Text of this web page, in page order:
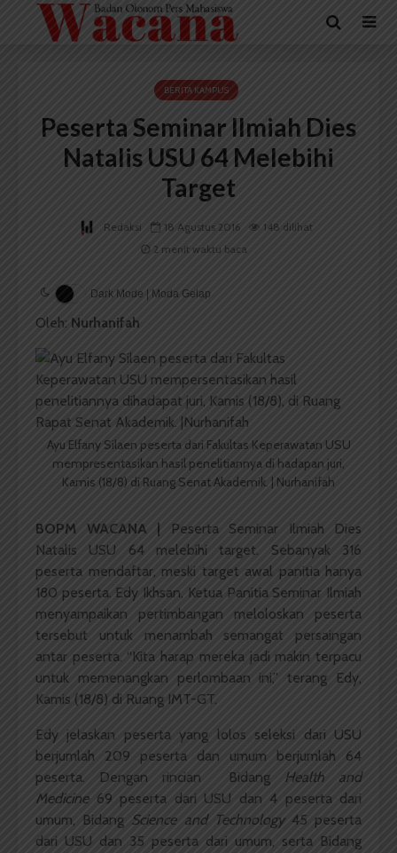
BERITA KAMPUS
Peserta Seminar Ilmiah Dies
Natalis USU 64 Melebihi
Target
Redaksi 18 Agustus 2016
148 dilihat
2 menit waktu baca
Dark Mode | Moda Gelap
Oleh: Nurhanifah
Ayu Elfany Silaen peserta dari Fakultas Keperawatan USU
mempresentasikan hasil penelitiannya di hadapan juri,
Kamis (18/8) di Ruang Senat Akademik. | Nurhanifah
BOPM WACANA |
Peserta Seminar Ilmiah Dies
Natalis USU 64 melebihi target. Sebanyak 316
peserta mendaftar, meski target awal panitia hanya
180 peserta. Edy Ikhsan, Ketua Panitia Seminar Ilmiah
menyampaikan pertimbangan meloloskan peserta
tersebut untuk menambah semangat persaingan
antar peserta. “Kita harap mereka jadi makin terpacu
untuk memenangkan perlombaan ini,” terang Edy,
Kamis (18/8) di Ruang IMT-GT.
Edy jelaskan peserta yang lolos seleksi dari USU
berjumlah 209 peserta dan umum berjumlah 64
peserta. Dengan rincian Bidang Health and
Medicine 69 peserta dari USU dan 4 peserta dari
umum, Bidang Science and Technology45 peserta
dari USU dan 35 peserta dari umum, serta Bidang